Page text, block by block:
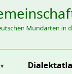
Mundarten in